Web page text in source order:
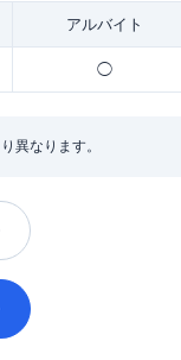
アルバイト
◯
異なります。